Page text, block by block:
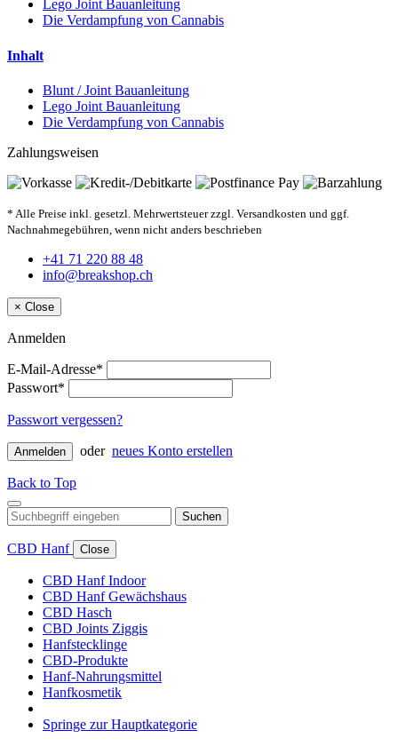
Lego Joint Bauanleitung
Die Verdampfung von Cannabis
Inhalt
Blunt / Joint Bauanleitung
Lego Joint Bauanleitung
Die Verdampfung von Cannabis
Zahlungsweisen
* Alle Preise inkl. gesetzl. Mehrwertsteuer zzgl. Versandkosten und ggf.
Nachnahmegebühren, wenn nicht anders beschrieben
+41 71 220 88 48
info@breakshop.ch
× Close
Anmelden
E-Mail-Adresse*
Passwort*
Passwort vergessen?
Anmelden oder neues Konto erstellen
Back to Top
Suchen
CBD Hanf Close
CBD Hanf Indoor
CBD Hanf Gewächshaus
CBD Hasch
CBD Joints Ziggis
Hanfstecklinge
CBD-Produkte
Hanf-Nahrungsmittel
Hanfkosmetik
Springe zur Hauptkategorie